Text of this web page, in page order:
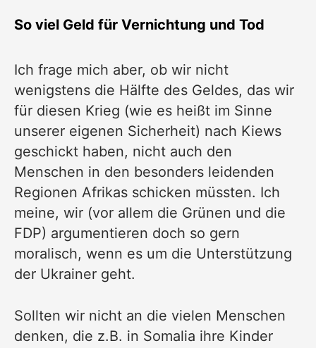
So viel Geld für Vernichtung und Tod
Ich frage mich aber, ob wir nicht
wenigstens die Hälfte des Geldes, das wir
für diesen Krieg (wie es heißt im Sinne
unserer eigenen Sicherheit) nach Kiews
geschickt haben, nicht auch den
Menschen in den besonders leidenden
Regionen Afrikas schicken müssten. Ich
meine, wir (vor allem die Grünen und die
FDP) argumentieren doch so gern
moralisch, wenn es um die Unterstützung
der Ukrainer geht.
Sollten wir nicht an die vielen Menschen
denken, die z.B. in Somalia ihre Kinder